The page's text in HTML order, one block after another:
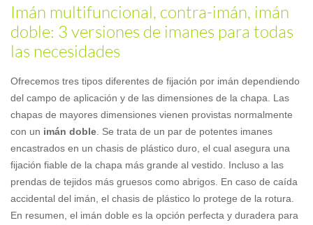
Imán multifuncional, contra-imán, imán
doble: 3 versiones de imanes para todas
las necesidades
Ofrecemos tres tipos diferentes de fijación por imán dependiendo
del campo de aplicación y de las dimensiones de la chapa. Las
chapas de mayores dimensiones vienen provistas normalmente
con un imán doble . Se trata de un par de potentes imanes
encastrados en un chasis de plástico duro, el cual asegura una
fijación fiable de la chapa más grande al vestido. Incluso a las
prendas de tejidos más gruesos como abrigos. En caso de caída
accidental del imán, el chasis de plástico lo protege de la rotura.
En resumen, el imán doble es la opción perfecta y duradera para